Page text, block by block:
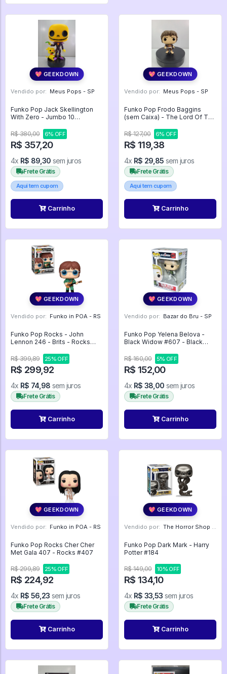
💖 GEEKDOWN
Vendido por: Meus Pops - SP
Funko Pop Jack Skellington
With Zero - Jumbo 10
Disney #809
R$ 380,00 6% OFF
R$ 357,20
4x R$ 89,30 sem juros
Frete Grátis
Aqui tem cupom
Carrinho
💖 GEEKDOWN
Vendido por: Meus Pops - SP
Funko Pop Frodo Baggins
(sem Caixa) - The Lord Of The
R$ 127,00
6% OFF
R$ 119,38
4x R$ 29,85 sem juros
Frete Grátis
Aqui tem cupom
Carrinho
💖 GEEKDOWN
Vendido por: Funko in POA - RS
Funko Pop Rocks - John
Lennon 246 - Brits - Rocks
R$ 399,89
25% OFF
R$ 299,92
4x R$ 74,98 sem juros
Frete Grátis
Carrinho
💖 GEEKDOWN
Vendido por: Bazar do Bru - SP
Funko Pop Yelena Belova -
Black Widow #607 - Black
R$ 160,00
5% OFF
R$ 152,00
4x R$ 38,00 sem juros
Frete Grátis
Carrinho
💖 GEEKDOWN
Vendido por: Funko in POA - RS
Funko Pop Rocks Cher Cher
Met Gala 407 - Rocks #407
R$ 299,89 25% OFF
R$ 224,92
4x R$ 56,23 sem juros
Frete Grátis
Carrinho
💖 GEEKDOWN
Vendido por: The Horror Shop - Colecionáveis - MG
Funko Pop Dark Mark - Harry
Potter #184
R$ 149,00 10% OFF
R$ 134,10
4x R$ 33,53 sem juros
Frete Grátis
Carrinho